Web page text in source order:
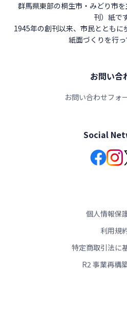
群馬県東部の桐生市・みどり市
刊）紙で
1945年の創刊以来、市民とともに
紙面づくりを行っ
お問い合
お問い合わせフォ
Social
個人情報保
利用規
特定商取引法に
R2 事業再構